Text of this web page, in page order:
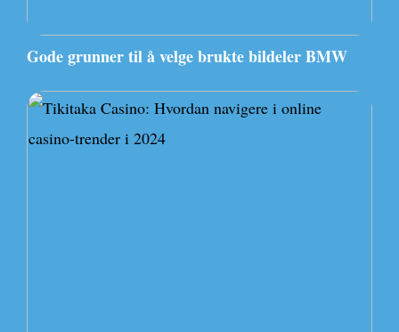
Gode grunner til å velge brukte bildeler BMW